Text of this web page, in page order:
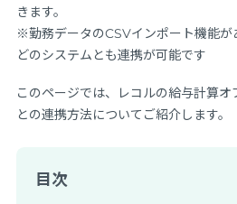
きます。
※勤務データのCSVインポート機能が
どのシステムとも連携が可能です
このページでは、レコルの給与計算
との連携方法についてご紹介します。
目次